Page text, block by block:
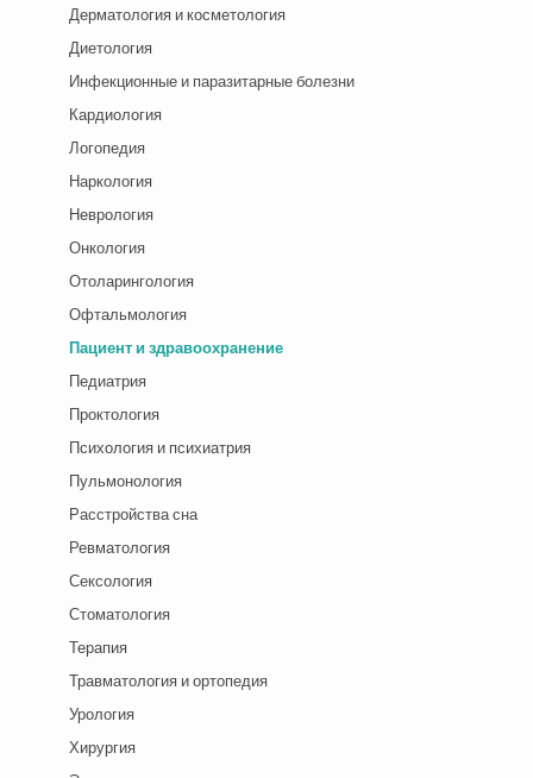
Дерматология и косметология
Диетология
Инфекционные и паразитарные болезни
Кардиология
Логопедия
Наркология
Неврология
Онкология
Отоларингология
Офтальмология
Пациент и здравоохранение
Педиатрия
Проктология
Психология и психиатрия
Пульмонология
Расстройства сна
Ревматология
Сексология
Стоматология
Терапия
Травматология и ортопедия
Урология
Хирургия